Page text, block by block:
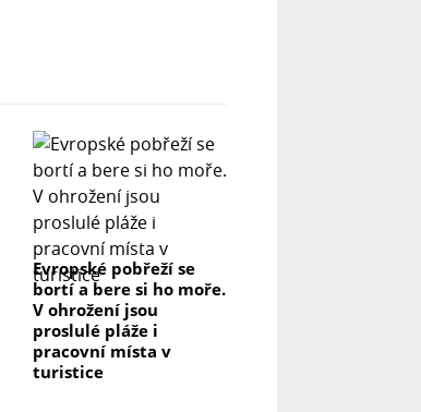
Evropské pobřeží se
bortí a bere si ho moře.
V ohrožení jsou
proslulé pláže i
pracovní místa v
turistice